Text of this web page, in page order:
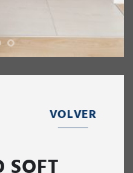
VOLVER